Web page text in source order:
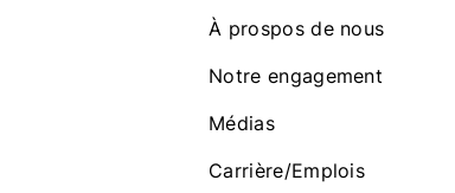
À prospos de nous
Notre engagement
Médias
Carrière/Emplois